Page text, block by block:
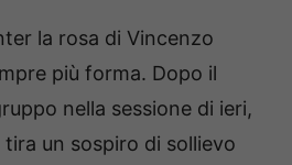
la rosa di Vincenzo
più forma. Dopo il
nella sessione di ieri,
un sospiro di sollievo